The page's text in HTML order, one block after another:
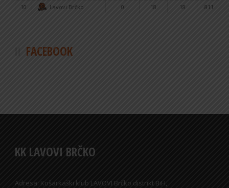
10
Lavovi Brčko 0 18 18 -811
FACEBOOK
KK LAVOVI BRČKO
Adresa: Košarkaški klub LAVOVI Brčko distrikt BiH,